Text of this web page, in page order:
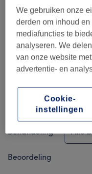
Ambiance
Hygiëne
Medewerkers
Reviews filteren
Behandeling Alle
Beoordeling
We gebruiken onze
derden om inhoud
mediafuncties te
analyseren. We
van onze website
advertentie- en
Cookie-
instellingen